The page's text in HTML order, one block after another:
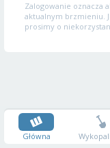
Zalogowanie oznacza
aktualnym brzmieniu.
prosimy o
Główna